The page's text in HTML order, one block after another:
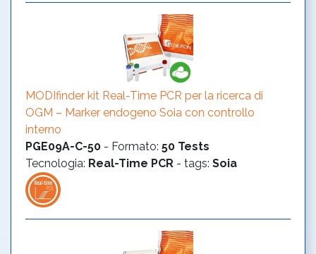
MODIfinder kit Real-Time PCR per la ricerca di
OGM – Marker endogeno Soia con controllo
interno
PGE09A-C-50 - Formato: 50 Tests
Tecnologia: Real-Time PCR - tags: Soia